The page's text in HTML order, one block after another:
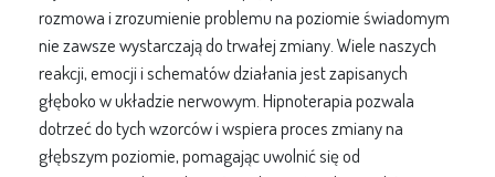
rozmowa i zrozumienie problemu na poziomie świadomym
nie zawsze wystarczają do trwałej zmiany. Wiele naszych
reakcji, emocji i schematów działania jest zapisanych
głęboko w układzie nerwowym. Hipnoterapia pozwala
dotrzeć do tych wzorców i wspiera proces zmiany na
głębszym poziomie, pomagając uwolnić się od